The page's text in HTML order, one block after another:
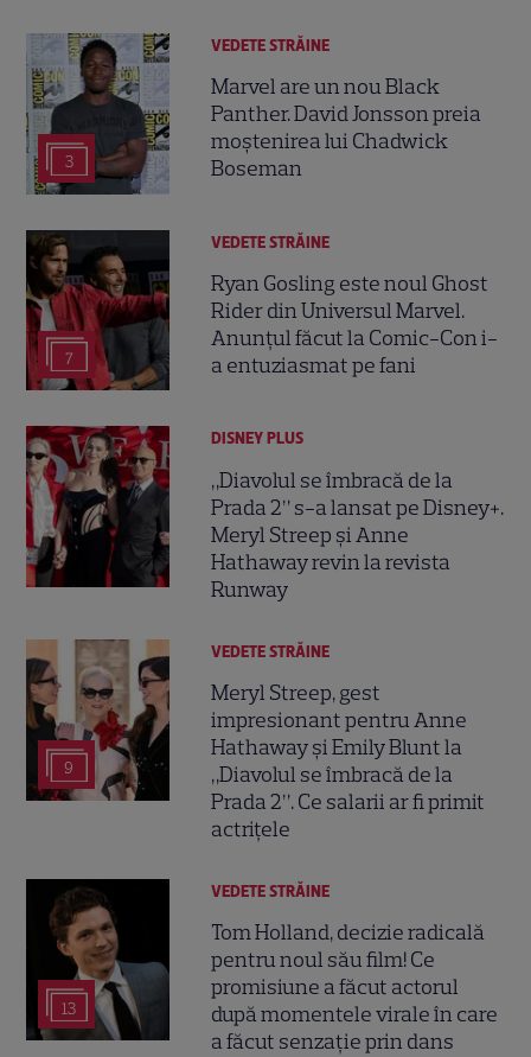
3
VEDETE STRĂINE
Marvel are un nou Black
Panther. David Jonsson preia
moștenirea lui Chadwick
Boseman
7
VEDETE STRĂINE
Ryan Gosling este noul Ghost
Rider din Universul Marvel.
Anunțul făcut la Comic-Con i-
a entuziasmat pe fani
DISNEY PLUS
„Diavolul se îmbracă de la
Prada 2” s-a lansat pe Disney+.
Meryl Streep și Anne
Hathaway revin la revista
Runway
9
VEDETE STRĂINE
Meryl Streep, gest
impresionant pentru Anne
Hathaway și Emily Blunt la
„Diavolul se îmbracă de la
Prada 2”. Ce salarii ar fi primit
actrițele
13
VEDETE STRĂINE
Tom Holland, decizie radicală
pentru noul său film! Ce
promisiune a făcut actorul
după momentele virale în care
a făcut senzație prin dans